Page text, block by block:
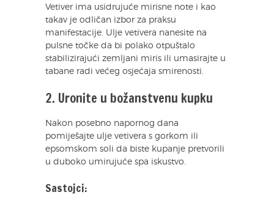
Vetiver ima usidrujuće mirisne note i kao
takav je odličan izbor za praksu
manifestacije. Ulje vetivera nanesite na
pulsne točke da bi polako otpuštalo
stabilizirajući zemljani miris ili umasirajte u
tabane radi većeg osjećaja smirenosti.
2. Uronite u božanstvenu kupku
Nakon posebno napornog dana
pomiješajte ulje vetivera s gorkom ili
epsomskom soli da biste kupanje pretvorili
u duboko umirujuće spa iskustvo.
Sastojci: